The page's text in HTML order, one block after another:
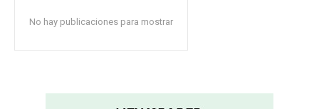
No hay publicaciones para mostrar